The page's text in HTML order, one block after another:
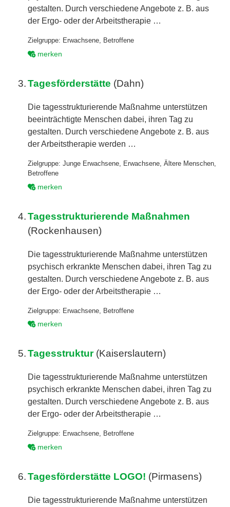
gestalten. Durch verschiedene Angebote z. B. aus
der Ergo- oder der Arbeitstherapie …
Zielgruppe: Erwachsene, Betroffene
merken
3. Tagesförderstätte (Dahn)
Die tagesstrukturierende Maßnahme unterstützen
beeinträchtigte Menschen dabei, ihren Tag zu
gestalten. Durch verschiedene Angebote z. B. aus
der Arbeitstherapie werden …
Zielgruppe:Junge Erwachsene Erwachsene ,Ältere Menschen
Betroffene
merken
4. Tagesstrukturierende Maßnahmen
(Rockenhausen)
Die tagesstrukturierende Maßnahme unterstützen
psychisch erkrankte Menschen dabei, ihren Tag zu
gestalten. Durch verschiedene Angebote z. B. aus
der Ergo- oder der Arbeitstherapie …
Zielgruppe: Erwachsene Betroffene
merken
5. Tagesstruktur(Kaiserslautern)
Die tagesstrukturierende Maßnahme unterstützen
psychisch erkrankte Menschen dabei, ihren Tag zu
gestalten. Durch verschiedene Angebote z. B. aus
der Ergo- oder der Arbeitstherapie …
Zielgruppe: Erwachsene, Betroffene
merken
6. Tagesförderstätte LOGO! (Pirmasens)
Die tagesstrukturierende Maßnahme unterstützen